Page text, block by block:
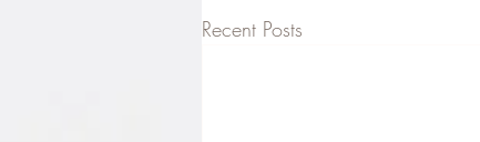
Recent Posts